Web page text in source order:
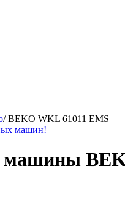
/BEKO WKL 61011 EMS
машины